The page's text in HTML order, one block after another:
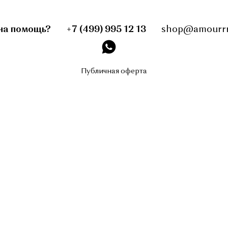
помощь? +7 (499) 995 12 13
instagram
Публичная оферта